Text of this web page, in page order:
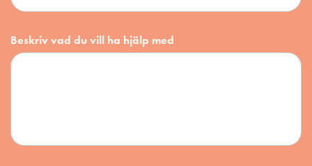
Beskriv vad du vill ha hjälp med